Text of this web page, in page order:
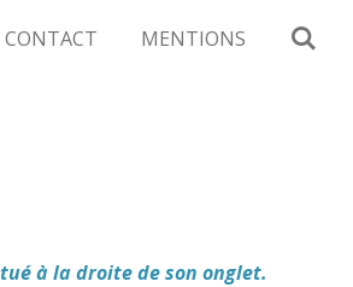
CONTACT MENTIONS
à la droite de son onglet.